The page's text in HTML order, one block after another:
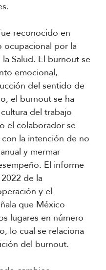
reconocido en
ocupacional por la
Salud. El burnout se
emocional,
del sentido de
el burnout se ha
del trabajo
el colaborador se
la intención de no
y mermar
El informe
de la
y el
que México
lugares en número
lo cual se relaciona
del burnout.